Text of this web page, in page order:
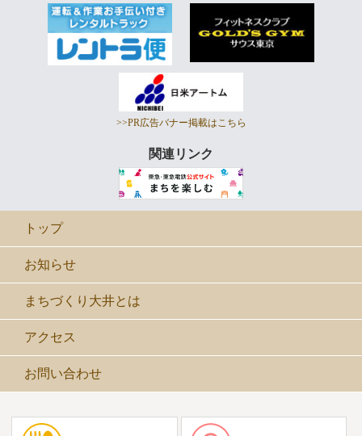
>>PR広告バナー掲載はこちら
関連リンク
トップ
お知らせ
まちづくり大井とは
アクセス
お問い合わせ